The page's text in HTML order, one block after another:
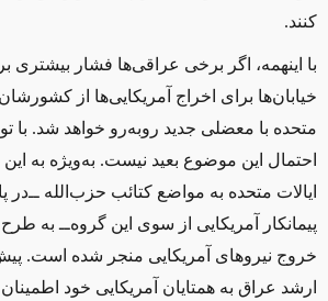
کنند.
با اینهمه، اگر برخی عراقی‌ها فشار بیشتری
خیابان‌ها برای اخراج آمریکایی‌ها از کشورشان
متحده با معضلی جدید روبه‌رو خواهد شد. با
احتمال این موضوع بعید نیست. به‌ویژه به این
ایالات متحده به مواضع کتائب حزب‌الله ــ‌در
پیمانکار آمریکایی از سوی این گروه‌ــ‌ به
خروج نیروهای آمریکایی منجر شده است.
ارشد عراق به همتایان آمریکایی خود اطمینان